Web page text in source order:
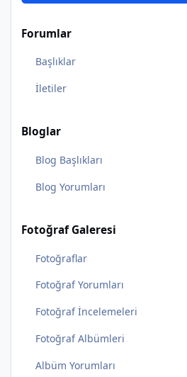
Forumlar
Başlıklar
İletiler
Bloglar
Blog Başlıkları
Blog Yorumları
Fotoğraf Galeresi
Fotoğraflar
Fotoğraf Yorumları
Fotoğraf İncelemeleri
Fotoğraf Albümleri
Albüm Yorumları